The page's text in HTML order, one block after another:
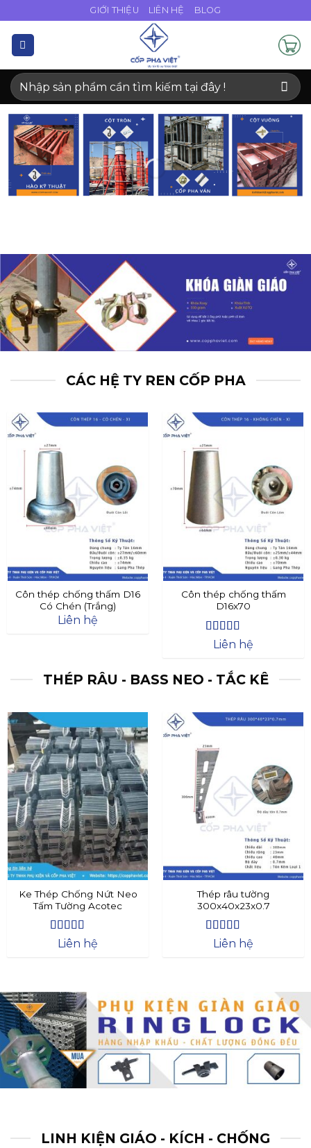
dung
GIỚI THIỆU LIÊN HỆ BLOG
Tìm
kiếm:
CÁC HỆ TY REN CỐP PHA
Côn thép chống thấm D16
Có Chén (Trắng)
Liên hệ
Côn thép chống thấm
D16x70
Được xếp
5
Liên hệ
THÉP RÂU - BASS NEO - TẮC KÊ
Ke Thép Chống Nứt Neo
Tấm Tường Acotec
Được xếp
Liên hệ
Thép râu tường
300x40x23x0.7
Được xếp
Liên hệ
LINH KIỆN GIÁO - KÍCH - CHỐNG